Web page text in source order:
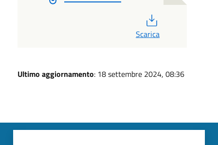
Scarica
Ultimo aggiornamento: 18 settembre 2024, 08:36